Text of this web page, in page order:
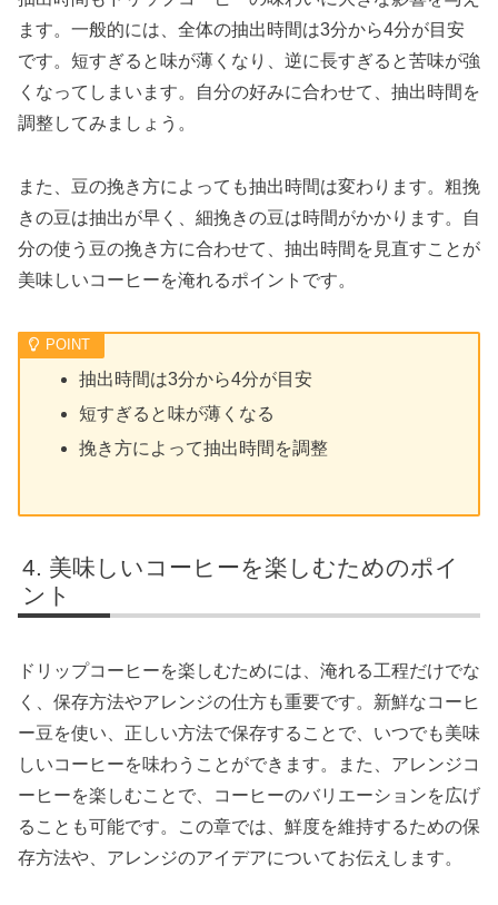
ます。一般的には、全体の抽出時間は3分から4分が目安
です。短すぎると味が薄くなり、逆に長すぎると苦味が強
くなってしまいます。自分の好みに合わせて、抽出時間を
調整してみましょう。
また、豆の挽き方によっても抽出時間は変わります。粗挽
きの豆は抽出が早く、細挽きの豆は時間がかかります。自
分の使う豆の挽き方に合わせて、抽出時間を見直すことが
美味しいコーヒーを淹れるポイントです。
抽出時間は3分から4分が目安
短すぎると味が薄くなる
挽き方によって抽出時間を調整
美味しいコーヒーを楽しむためのポイ
ント
ドリップコーヒーを楽しむためには、淹れる工程だけでな
く、保存方法やアレンジの仕方も重要です。新鮮なコーヒ
ー豆を使い、正しい方法で保存することで、いつでも美味
しいコーヒーを味わうことができます。また、アレンジコ
ーヒーを楽しむことで、コーヒーのバリエーションを広げ
ることも可能です。この章では、鮮度を維持するための保
存方法や、アレンジのアイデアについてお伝えします。